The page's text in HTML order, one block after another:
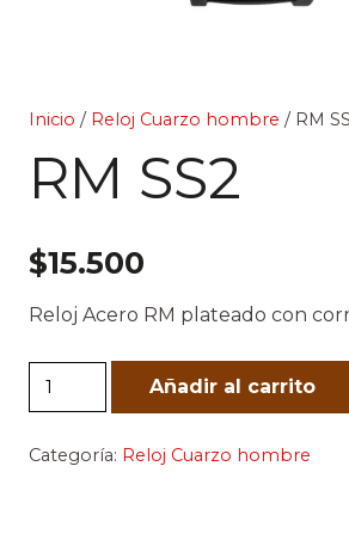
Inicio / Reloj Cuarzo hombre / RM
RM SS2
$15.500
Reloj Acero RM plateado con
RM
SS2
cantidad
Añadir al carrito
Categoría: Reloj Cuarzo hombre